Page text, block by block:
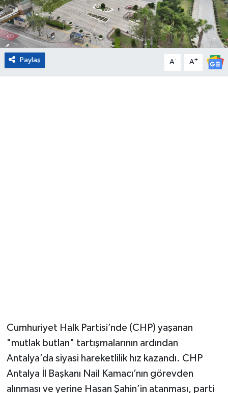
Paylaş A- A+
Cumhuriyet Halk Partisi’nde (CHP) yaşanan
"mutlak butlan" tartışmalarının ardından
Antalya’da siyasi hareketlilik hız kazandı. CHP
Antalya İl Başkanı Nail Kamacı’nın görevden
alınması ve yerine Hasan Şahin’in atanması, parti
Kültür ve Sanat
Sivil Toplum
Tarım